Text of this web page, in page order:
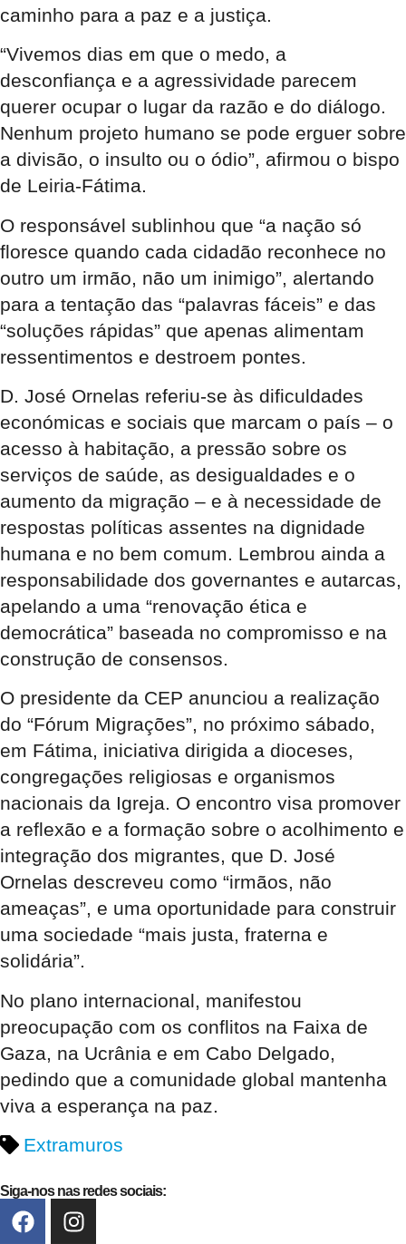
caminho para a paz e a justiça.
“Vivemos dias em que o medo, a
desconfiança e a agressividade parecem
querer ocupar o lugar da razão e do diálogo.
Nenhum projeto humano se pode erguer sobre
a divisão, o insulto ou o ódio”, afirmou o bispo
de Leiria-Fátima.
O responsável sublinhou que “a nação só
floresce quando cada cidadão reconhece no
outro um irmão, não um inimigo”, alertando
para a tentação das “palavras fáceis” e das
“soluções rápidas” que apenas alimentam
ressentimentos e destroem pontes.
D. José Ornelas referiu-se às dificuldades
económicas e sociais que marcam o país – o
acesso à habitação, a pressão sobre os
serviços de saúde, as desigualdades e o
aumento da migração – e à necessidade de
respostas políticas assentes na dignidade
humana e no bem comum. Lembrou ainda a
responsabilidade dos governantes e autarcas,
apelando a uma “renovação ética e
democrática” baseada no compromisso e na
construção de consensos.
O presidente da CEP anunciou a realização
do “Fórum Migrações”, no próximo sábado,
em Fátima, iniciativa dirigida a dioceses,
congregações religiosas e organismos
nacionais da Igreja. O encontro visa promover
a reflexão e a formação sobre o acolhimento e
integração dos migrantes, que D. José
Ornelas descreveu como “irmãos, não
ameaças”, e uma oportunidade para construir
uma sociedade “mais justa, fraterna e
solidária”.
No plano internacional, manifestou
preocupação com os conflitos na Faixa de
Gaza, na Ucrânia e em Cabo Delgado,
pedindo que a comunidade global mantenha
viva a esperança na paz.
Extramuros
Siga-nos nas redes sociais: